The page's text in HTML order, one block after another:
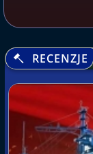
RECENZJE